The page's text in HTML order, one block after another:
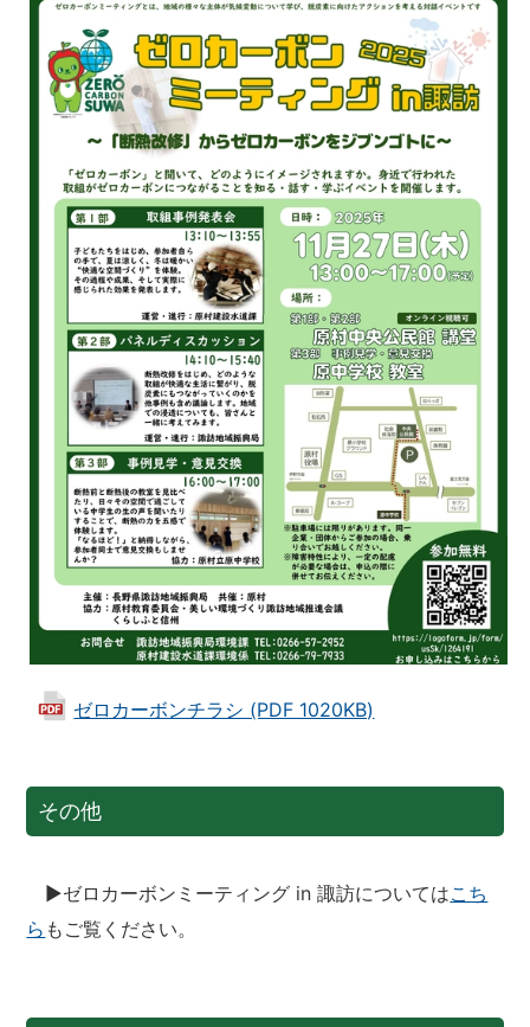
ゼロカーボンチラシ (PDF 1020KB)
その他
▶ゼロカーボンミーティング in 諏訪についてはこち
ら もご覧ください。